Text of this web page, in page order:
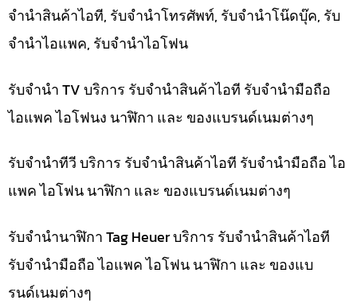
จำนำสินค้าไอที, รับจำนำโทรศัพท์, รับจำนำโน๊ดบุ๊ค, รับ
จำนำไอแพค, รับจำนำไอโฟน
รับจำนำ TV บริการ รับจำนำสินค้าไอที รับจำนำมือถือ
ไอแพค ไอโฟนง นาฬิกา และ ของแบรนด์เนมต่างๆ
รับจำนำทีวี บริการ รับจำนำสินค้าไอที รับจำนำมือถือ ไอ
แพค ไอโฟน นาฬิกา และ ของแบรนด์เนมต่างๆ
รับจำนำนาฬิกา Tag Heuer บริการ รับจำนำสินค้าไอที
รับจำนำมือถือ ไอแพค ไอโฟน นาฬิกา และ ของแบ
รนด์เนมต่างๆ